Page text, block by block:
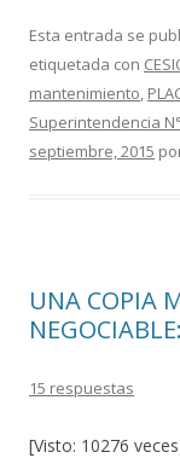
e
b
o
o
itt
er
Esta entrada se
etiquetada con
mantenimiento,
Superintendencia
septiembre, 2015
UNA COPIA
15 respuestas
[Visto: 10276